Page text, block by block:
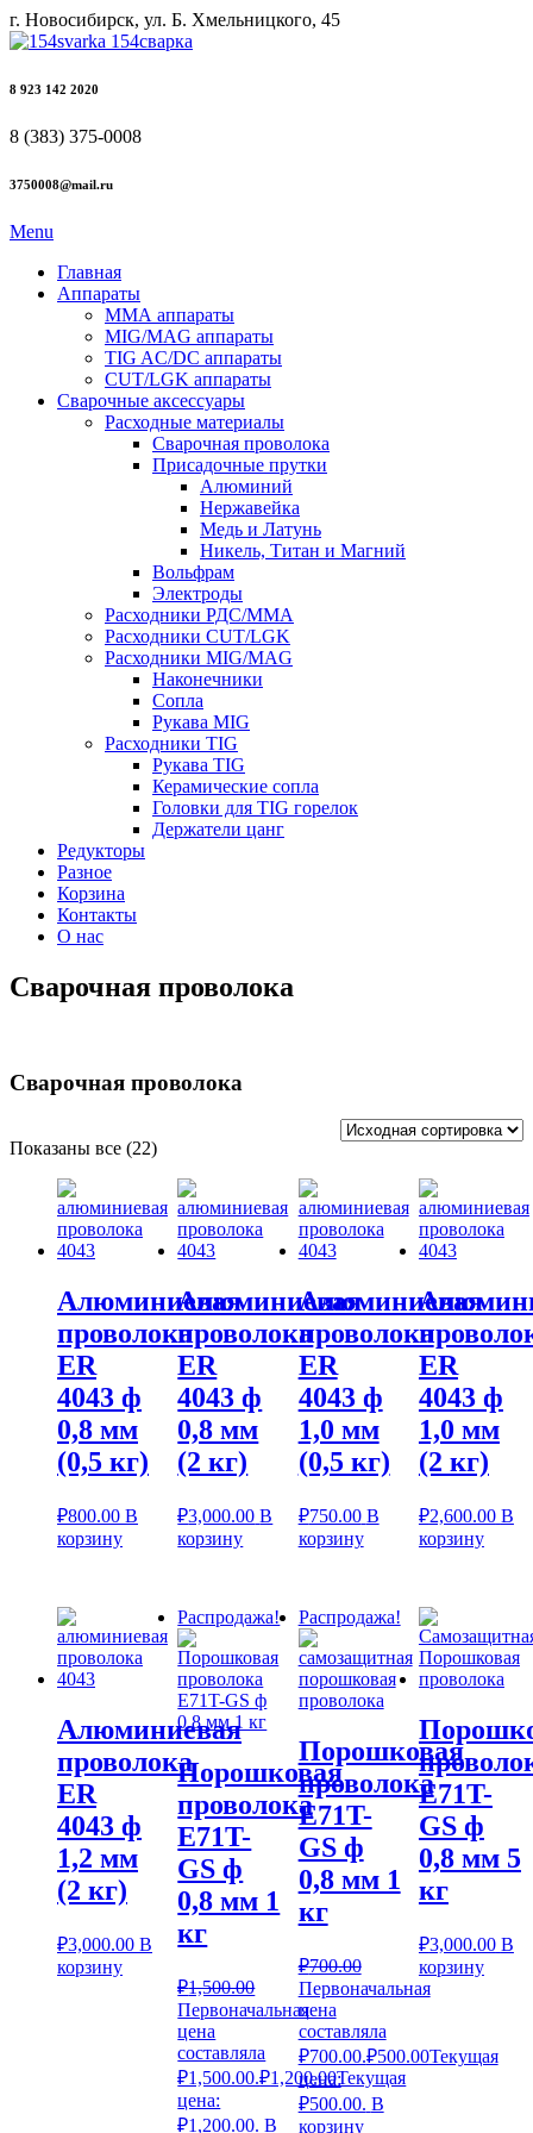
г. Новосибирск, ул. Б. Хмельницкого, 45
8 923 142 2020
8 (383) 375-0008
3750008@mail.ru
Menu
Главная
Аппараты
ММА аппараты
MIG/MAG аппараты
TIG AC/DC аппараты
CUT/LGK аппараты
Сварочные аксессуары
Расходные материалы
Сварочная проволока
Присадочные прутки
Алюминий
Нержавейка
Медь и Латунь
Никель, Титан и Магний
Вольфрам
Электроды
Расходники РДС/MMA
Расходники CUT/LGK
Расходники MIG/MAG
Наконечники
Сопла
Рукава MIG
Расходники TIG
Рукава TIG
Керамические сопла
Головки для TIG горелок
Держатели цанг
Редукторы
Разное
Корзина
Контакты
О нас
Сварочная проволока
Сварочная проволока
Показаны все (22)
Алюминиевая
проволока
ER
4043 ф
0,8 мм
(0,5 кг)
₽800.00 В
корзину
Алюминиевая
проволока
ER
4043 ф
0,8 мм
(2 кг)
₽3,000.00 В
корзину
Алюминиевая
проволока
ER
4043 ф
1,0 мм
(0,5 кг)
₽750.00 В
корзину
ER
4043 ф
1,0 мм
(2 кг)
₽2,600.00 В
корзину
Алюминиевая
проволока
ER
4043 ф
1,2 мм
(2 кг)
₽3,000.00 В
корзину
Распродажа!
Порошковая
проволока
E71T-
GS ф
0,8 мм 1
кг
₽1,500.00
Первоначальная
цена
составляла
₽1,500.00.₽1,200.00Текущая
цена:
₽1,200.00. В
Распродажа!
Порошковая
проволока
E71T-
GS ф
0,8 мм 1
кг
₽700.00
Первоначальная
цена
составляла
₽700.00.₽500.00Текущая
цена:
₽500.00. В
корзину
E71T-
GS ф
0,8 мм 5
кг
₽3,000.00 В
корзину